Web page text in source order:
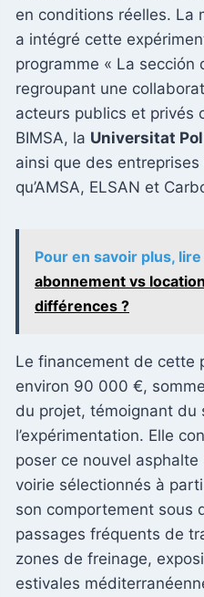
en conditions réelles. La
a intégré cette
programme « La sección
regroupant une
acteurs publics et privés
BIMSA, la Universitat
ainsi que des
qu’AMSA, ELSAN et
Pour en savoir plus,
abonnement vs
différences ?
Le financement de cette
environ 90 000 €,
du projet, témoignant du
l’expérimentation. Elle
poser ce nouvel
voirie sélectionnés à
son comportement sous
passages fréquents de
zones de freinage,
estivales